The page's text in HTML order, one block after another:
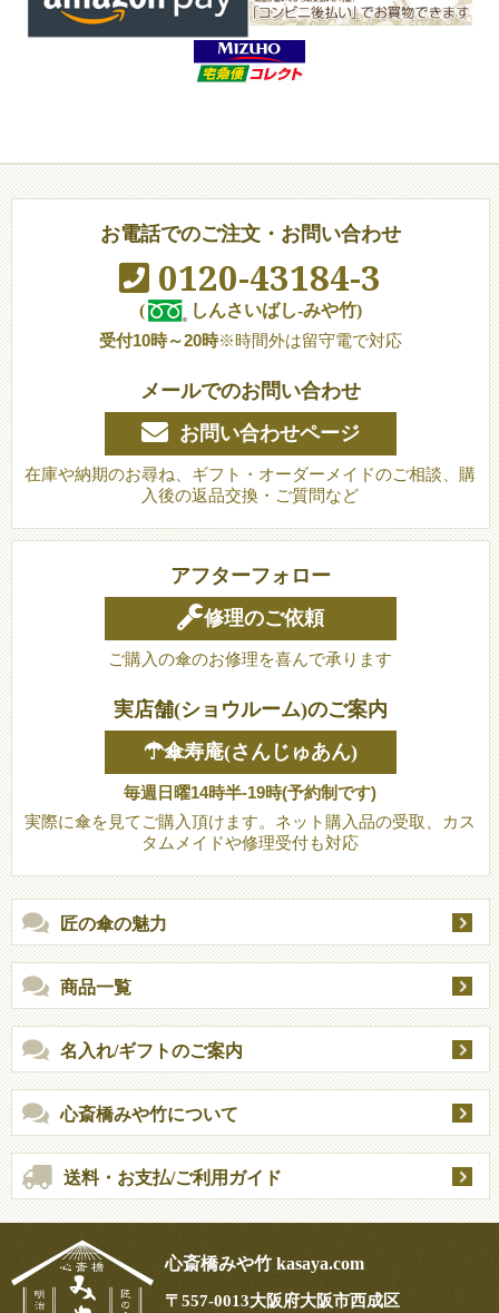
お電話でのご注文・お問い合わせ
0120-43184-3
(
しんさいばし-みや竹)
受付10時～20時※時間外は留守電で対応
メールでのお問い合わせ
お問い合わせページ
在庫や納期のお尋ね、ギフト・オーダーメイドのご相談、購
入後の返品交換・ご質問など
アフターフォロー
修理のご依頼
ご購入の傘のお修理を喜んで承ります
実店舗(ショウルーム)のご案内
☂傘寿庵(さんじゅあん)
毎週日曜14時半-19時(予約制です)
実際に傘を見てご購入頂けます。ネット購入品の受取、カス
タムメイドや修理受付も対応
匠の傘の魅力
商品一覧
名入れ/ギフトのご案内
心斎橋みや竹について
送料・お支払/ご利用ガイド
心斎橋みや竹 kasaya.com
〒557-0013大阪府大阪市西成区